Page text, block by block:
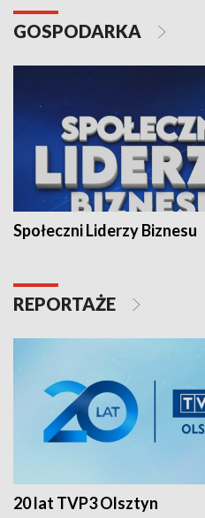
GOSPODARKA
Społeczni Liderzy Biznesu
REPORTAŻE
20 lat TVP3 Olsztyn